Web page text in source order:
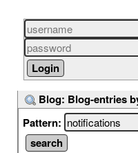
Blog: Blog-entries
Pattern: